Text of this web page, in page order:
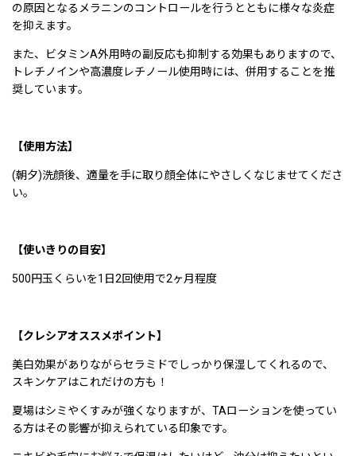
の原因となるメラニンのコントロールを行うとともに様々な炎症
を抑えます。
また、ビタミンA外用時の副反応も抑制する効果もありますので、
トレチノインや高濃度レチノール使用時には、併用することを推
奨しています。
【使用方法】
(朝夕)洗顔後、適量を手に取り顔全体にやさしくなじませてくださ
い。
【使いきりの目安】
500円玉くらいを1日2回使用で2ヶ月程度
【クレシアオススメポイント】
美白効果がありながらセラミドでしっかり保湿してくれるので、
スキンケアはこれだけの方も！
夏場はシミやくすみが強くなりますが、TAローションを使ってい
る方はその影響が抑えられている印象です。